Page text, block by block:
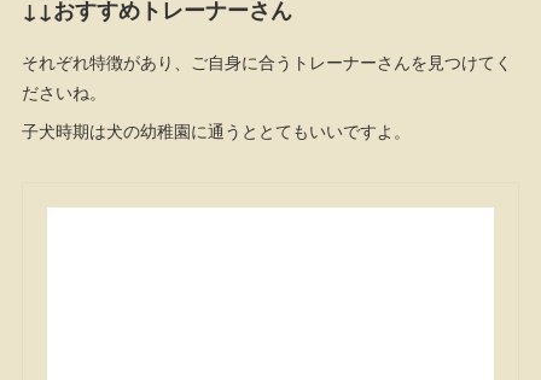
↓↓おすすめトレーナーさん
それぞれ特徴があり、ご自身に合うトレーナーさんを見つけてく
ださいね。
子犬時期は犬の幼稚園に通うととてもいいですよ。